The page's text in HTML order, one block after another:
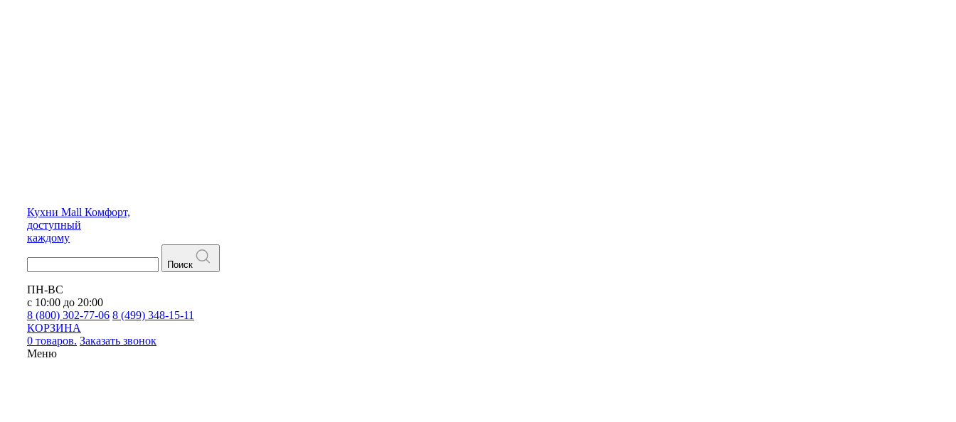
Кухни Mall Комфорт,
доступный
каждому
Поиск
ПН-ВС
с 10:00 до 20:00
8 (800) 302-77-06 8 (499) 348-15-11
КОРЗИНА
0 товаров. Заказать звонок
Меню